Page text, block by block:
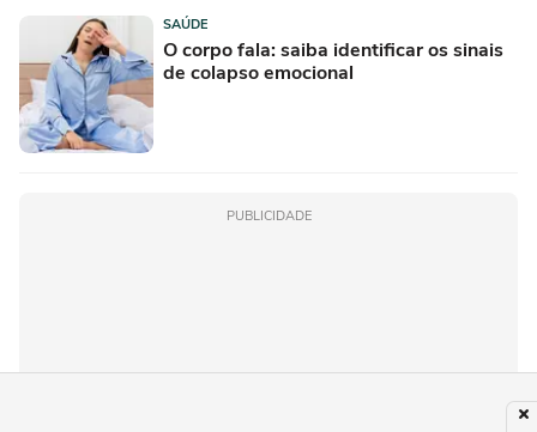
SAÚDE
O corpo fala: saiba identificar os sinais
de colapso emocional
PUBLICIDADE